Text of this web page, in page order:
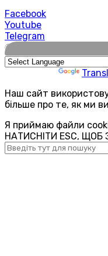
Facebook
Youtube
Telegram
🌍
Наш сайт
більше про те, як ми
Я приймаю файли
НАТИСНІТИ ESC, ЩОБ